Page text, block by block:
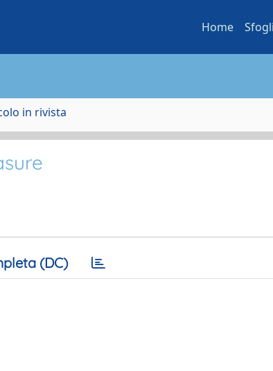
Home
in rivista
(DC)